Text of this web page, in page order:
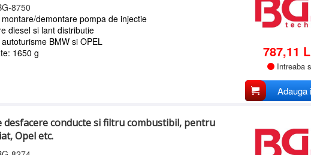
8750
demontare pompa de injectie
diesel si lant distributie
BMW si OPEL
1650 g
787,11
Intreaba
Adauga
desfacere conducte si filtru combustibil, pentru
Opel etc.